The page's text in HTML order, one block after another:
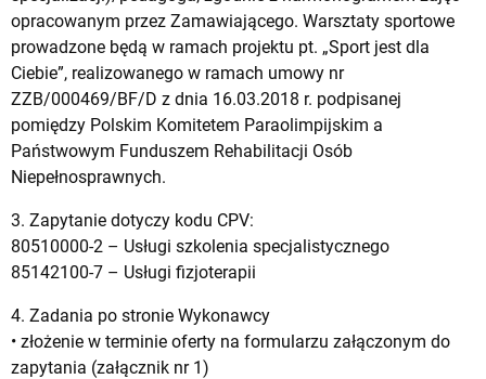
opracowanym przez Zamawiającego. Warsztaty sportowe
prowadzone będą w ramach projektu pt. „Sport jest dla
Ciebie”, realizowanego w ramach umowy nr
ZZB/000469/BF/D z dnia 16.03.2018 r. podpisanej
pomiędzy Polskim Komitetem Paraolimpijskim a
Państwowym Funduszem Rehabilitacji Osób
Niepełnosprawnych.
3. Zapytanie dotyczy kodu CPV:
80510000-2 – Usługi szkolenia specjalistycznego
85142100-7 – Usługi fizjoterapii
4. Zadania po stronie Wykonawcy
• złożenie w terminie oferty na formularzu załączonym do
zapytania (załącznik nr 1)